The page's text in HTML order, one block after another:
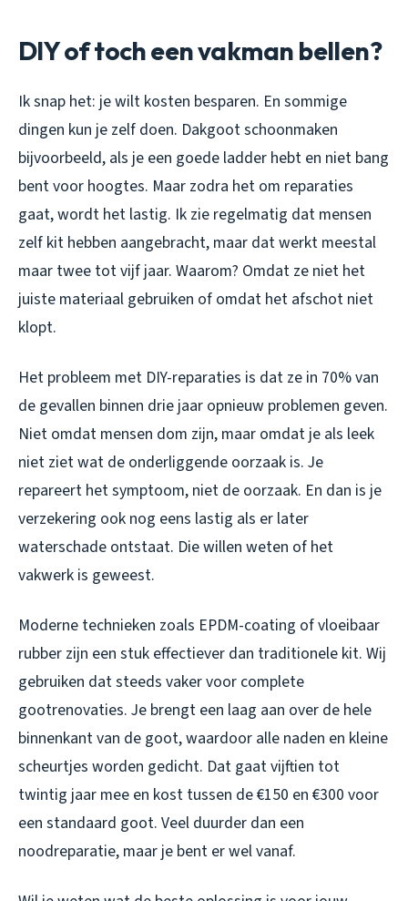
DIY of toch een vakman bellen?
Ik snap het: je wilt kosten besparen. En sommige
dingen kun je zelf doen. Dakgoot schoonmaken
bijvoorbeeld, als je een goede ladder hebt en niet bang
bent voor hoogtes. Maar zodra het om reparaties
gaat, wordt het lastig. Ik zie regelmatig dat mensen
zelf kit hebben aangebracht, maar dat werkt meestal
maar twee tot vijf jaar. Waarom? Omdat ze niet het
juiste materiaal gebruiken of omdat het afschot niet
klopt.
Het probleem met DIY-reparaties is dat ze in 70% van
de gevallen binnen drie jaar opnieuw problemen geven.
Niet omdat mensen dom zijn, maar omdat je als leek
niet ziet wat de onderliggende oorzaak is. Je
repareert het symptoom, niet de oorzaak. En dan is je
verzekering ook nog eens lastig als er later
waterschade ontstaat. Die willen weten of het
vakwerk is geweest.
Moderne technieken zoals EPDM-coating of vloeibaar
rubber zijn een stuk effectiever dan traditionele kit. Wij
gebruiken dat steeds vaker voor complete
gootrenovaties. Je brengt een laag aan over de hele
binnenkant van de goot, waardoor alle naden en kleine
scheurtjes worden gedicht. Dat gaat vijftien tot
twintig jaar mee en kost tussen de €150 en €300 voor
een standaard goot. Veel duurder dan een
noodreparatie, maar je bent er wel vanaf.